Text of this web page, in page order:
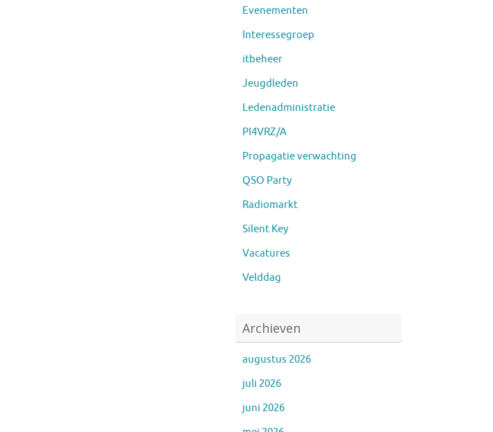
Evenementen
Interessegroep
itbeheer
Jeugdleden
Ledenadministratie
PI4VRZ/A
Propagatie verwachting
QSO Party
Radiomarkt
Silent Key
Vacatures
Velddag
Archieven
augustus 2026
juli 2026
juni 2026